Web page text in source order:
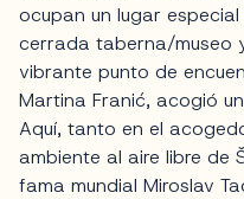
ocupan un lugar
cerrada taberna/museo
vibrante punto de
Martina Franić, acogió
Aquí, tanto en el
ambiente al aire libre de
fama mundial Miroslav